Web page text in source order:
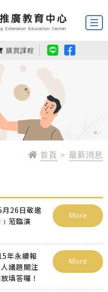
購買課程
首頁 > 最新消息
月26日敬邀
蒞臨演
More
年永續報
議題關注
填答囉！
More